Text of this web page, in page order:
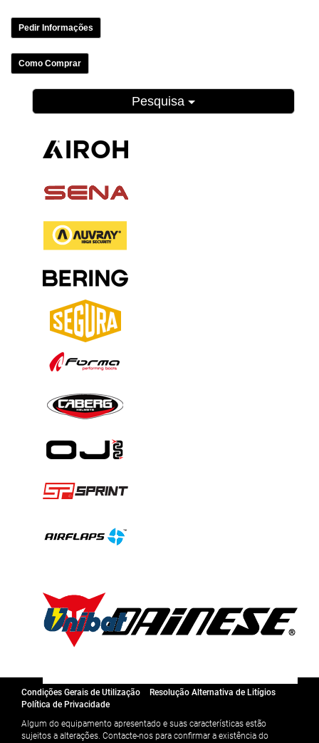
Pedir Informações
Como Comprar
Pesquisa
Condições Gerais de Utilização
Resolução Alternativa de Litígios
Política de Privacidade
Algum do equipamento apresentado e suas características estão
sujeitos a alterações. Contacte-nos para confirmar a existência do